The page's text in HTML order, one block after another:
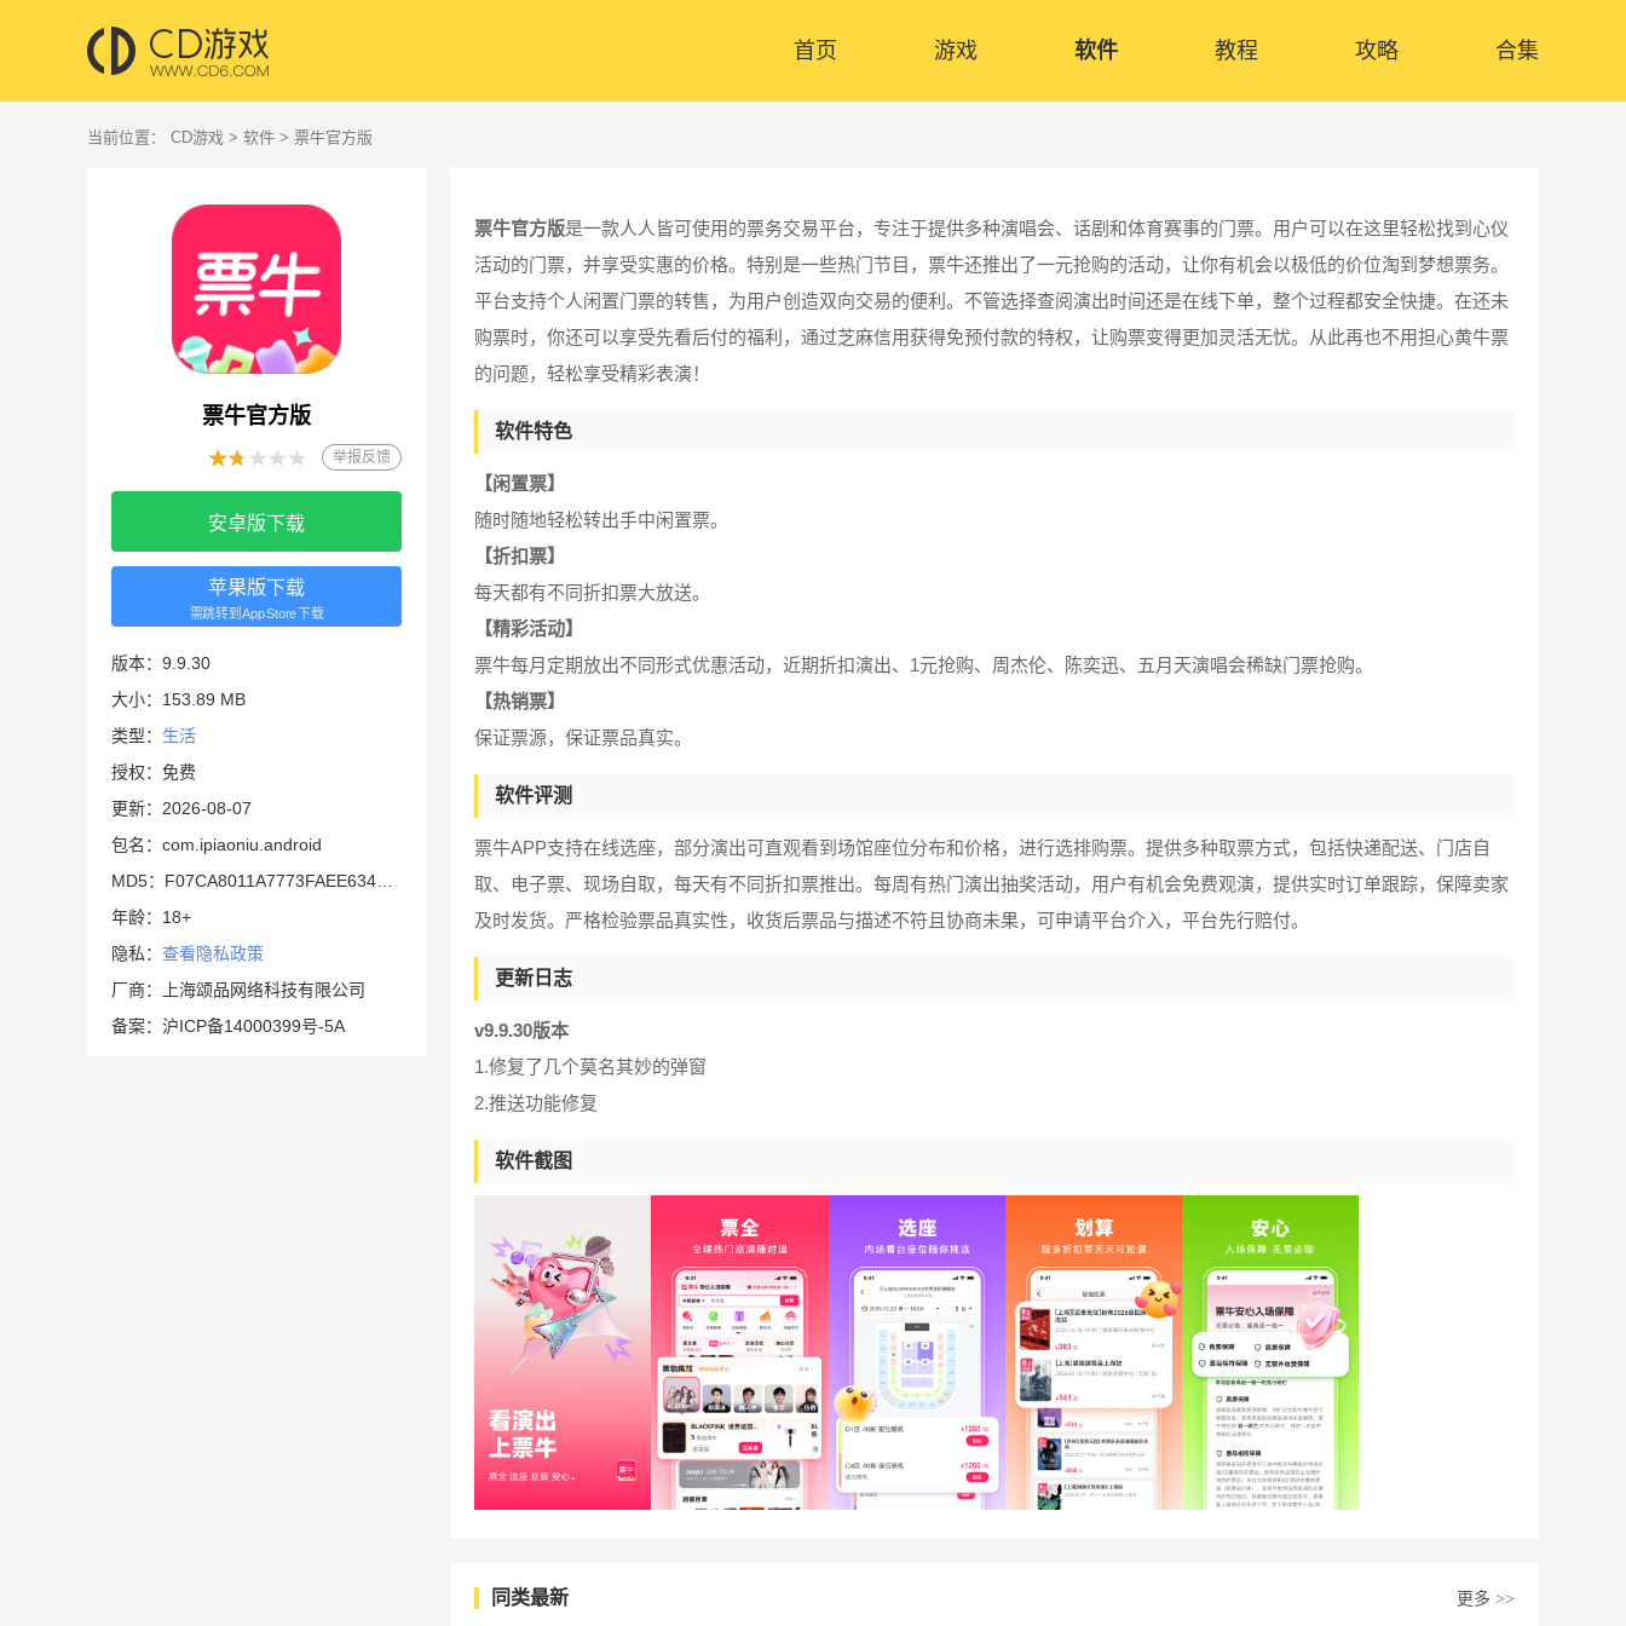
首页 游戏 软件 教程 攻略 合集
当前位置： CD游戏 > 软件 > 票牛官方版
票牛官方版
举报反馈
安卓版下载
苹果版下载
需跳转到AppStore下载
版本：9.9.30
大小：153.89 MB
类型： 生活
授权：免费
更新：2026-08-07
包名：com.ipiaoniu.android
年龄：18+
隐私： 查看隐私政策
厂商：上海颂品网络科技有限公司
备案：沪ICP备14000399号-5A
票牛官方版是一款人人皆可使用的票务交易平台，专注于提供多种演唱会、话剧和体育赛事的门票。用户可以在这里轻松找到心仪
活动的门票，并享受实惠的价格。特别是一些热门节目，票牛还推出了一元抢购的活动，让你有机会以极低的价位淘到梦想票务。
平台支持个人闲置门票的转售，为用户创造双向交易的便利。不管选择查阅演出时间还是在线下单，整个过程都安全快捷。在还未
购票时，你还可以享受先看后付的福利，通过芝麻信用获得免预付款的特权，让购票变得更加灵活无忧。从此再也不用担心黄牛票
的问题，轻松享受精彩表演！
软件特色
【闲置票】
随时随地轻松转出手中闲置票。
【折扣票】
每天都有不同折扣票大放送。
【精彩活动】
票牛每月定期放出不同形式优惠活动，近期折扣演出、1元抢购、周杰伦、陈奕迅、五月天演唱会稀缺门票抢购。
【热销票】
保证票源，保证票品真实。
软件评测
票牛APP支持在线选座，部分演出可直观看到场馆座位分布和价格，进行选排购票。提供多种取票方式，包括快递配送、门店自
取、电子票、现场自取，每天有不同折扣票推出。每周有热门演出抽奖活动，用户有机会免费观演，提供实时订单跟踪，保障卖家
及时发货。严格检验票品真实性，收货后票品与描述不符且协商未果，可申请平台介入，平台先行赔付。
更新日志
v9.9.30版本
1.修复了几个莫名其妙的弹窗
2.推送功能修复
软件截图
同类最新 更多 >>